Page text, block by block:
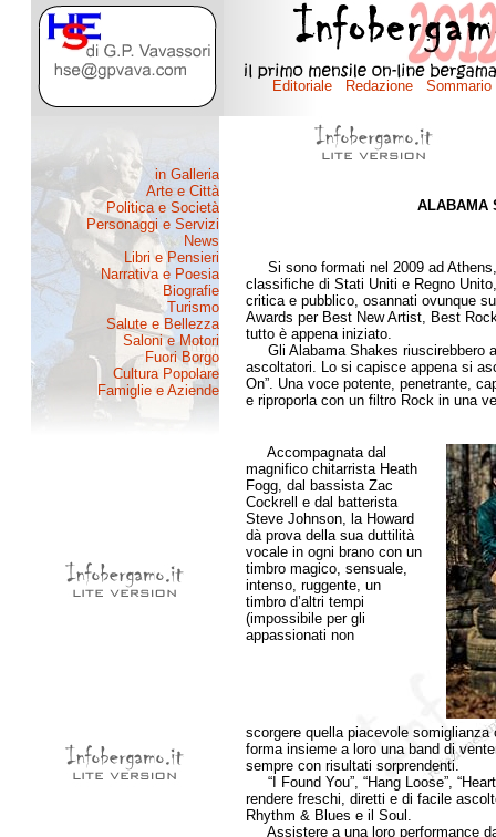
ALABAMA
Si sono formati nel 2009 ad
classifiche di Stati Uniti e Regno
critica e pubblico, osannati ovunque
Awards per Best New Artist, Best
tutto è appena iniziato.
Gli Alabama Shakes riuscirebbero
ascoltatori. Lo si capisce appena si
On”. Una voce potente, penetrante,
e riproporla con un filtro Rock in una
Accompagnata dal
magnifico chitarrista Heath
Fogg, dal bassista Zac
Cockrell e dal batterista
Steve Johnson, la Howard
dà prova della sua duttilità
vocale in ogni brano con un
timbro magico, sensuale,
intenso, ruggente, un
timbro d’altri tempi
(impossibile per gli
appassionati non
scorgere quella piacevole
forma insieme a loro una band di
sempre con risultati sorprendenti.
“I Found You”, “Hang Loose”,
rendere freschi, diretti e di facile
Rhythm & Blues e il Soul.
Assistere a una loro performance